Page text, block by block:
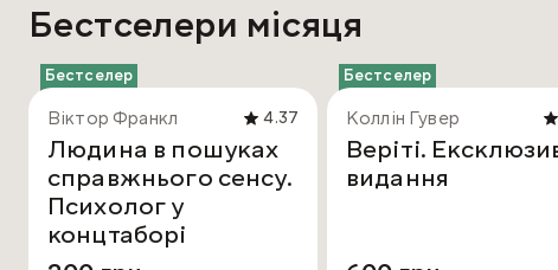
Бестселери місяця
Бестселер
Віктор Франкл 4.37
Людина в пошуках
справжнього сенсу.
Психолог у
концтаборі
Бестселер
Коллін Гувер
Веріті.
видання